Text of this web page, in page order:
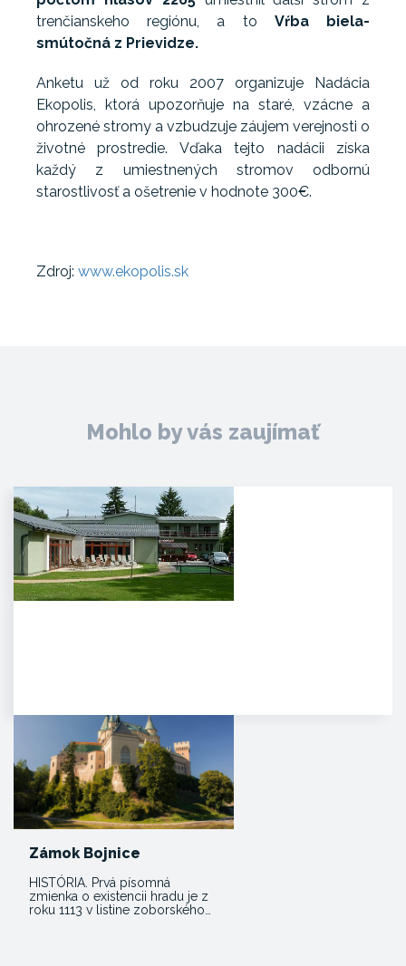
trenčianskeho regiónu, a to Vŕba biela-
smútočná z Prievidze.
Anketu už od roku 2007 organizuje Nadácia
Ekopolis, ktorá upozorňuje na staré, vzácne a
ohrozené stromy a vzbudzuje záujem verejnosti o
životné prostredie. Vďaka tejto nadácii získa
každý z umiestnených stromov odbornú
starostlivosť a ošetrenie v hodnote 300€.
Zdroj: www.ekopolis.sk
Mohlo by vás zaujímať
Zámok Bojnice
HISTÓRIA. Prvá písomná
zmienka o existencii hradu je z
roku 1113 v listine zoborského…